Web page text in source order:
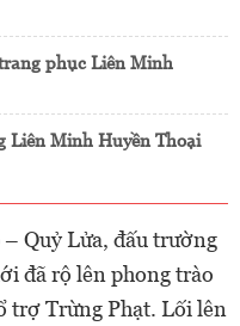
phục Liên Minh
Liên Minh Huyền Thoại
Quỷ Lửa, đấu trường
đã rộ lên phong trào
trợ Trừng Phạt. Lối lên